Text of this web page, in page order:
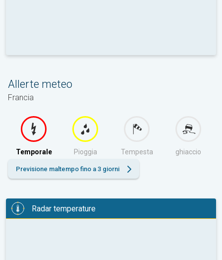
Allerte meteo
Francia
Temporale Pioggia Tempesta ghiaccio
Previsione maltempo fino a 3 giorni
Radar temperature